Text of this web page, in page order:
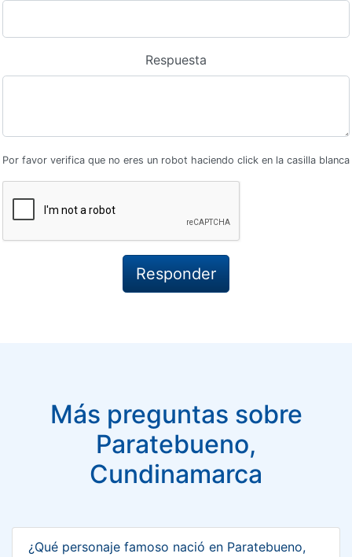
Respuesta
Por favor verifica que no eres un robot haciendo click en la casilla blanca
Más preguntas sobre
Paratebueno,
Cundinamarca
¿Qué personaje famoso nació en Paratebueno,